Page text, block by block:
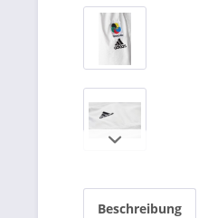
Beschreibung